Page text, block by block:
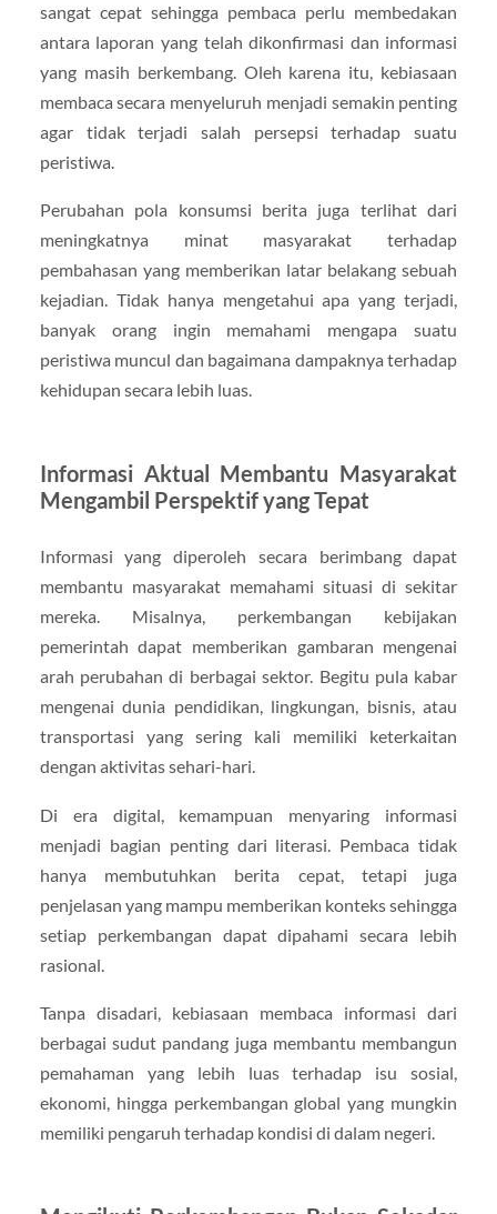
sangat cepat sehingga pembaca perlu membedakan
antara laporan yang telah dikonfirmasi dan informasi
yang masih berkembang. Oleh karena itu, kebiasaan
membaca secara menyeluruh menjadi semakin penting
agar tidak terjadi salah persepsi terhadap suatu
peristiwa.
Perubahan pola konsumsi berita juga terlihat dari
meningkatnya minat masyarakat terhadap
pembahasan yang memberikan latar belakang sebuah
kejadian. Tidak hanya mengetahui apa yang terjadi,
banyak orang ingin memahami mengapa suatu
peristiwa muncul dan bagaimana dampaknya terhadap
kehidupan secara lebih luas.
Informasi Aktual Membantu Masyarakat
Mengambil Perspektif yang Tepat
Informasi yang diperoleh secara berimbang dapat
membantu masyarakat memahami situasi di sekitar
mereka. Misalnya, perkembangan kebijakan
pemerintah dapat memberikan gambaran mengenai
arah perubahan di berbagai sektor. Begitu pula kabar
mengenai dunia pendidikan, lingkungan, bisnis, atau
transportasi yang sering kali memiliki keterkaitan
dengan aktivitas sehari-hari.
Di era digital, kemampuan menyaring informasi
menjadi bagian penting dari literasi. Pembaca tidak
hanya membutuhkan berita cepat, tetapi juga
penjelasan yang mampu memberikan konteks sehingga
setiap perkembangan dapat dipahami secara lebih
rasional.
Tanpa disadari, kebiasaan membaca informasi dari
berbagai sudut pandang juga membantu membangun
pemahaman yang lebih luas terhadap isu sosial,
ekonomi, hingga perkembangan global yang mungkin
memiliki pengaruh terhadap kondisi di dalam negeri.